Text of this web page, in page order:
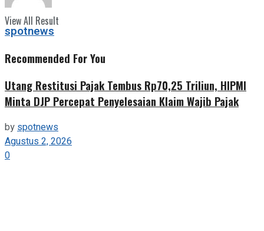
View All Result
spotnews
Recommended For You
Utang Restitusi Pajak Tembus Rp70,25 Triliun, HIPMI
Minta DJP Percepat Penyelesaian Klaim Wajib Pajak
by spotnews
Agustus 2, 2026
0